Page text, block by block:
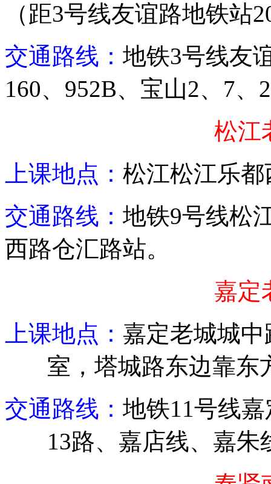
（距3号线友谊路地铁站
交通路线： 地铁3号线友
160、 952B、宝山2、 7、
松江
上课地点： 松江松江乐都
交通路线： 地铁9号线松
西路仓汇路站。
嘉定
上课地点： 嘉定老城城中
室，塔城路东边靠东
交通路线： 地铁11号线
13路、嘉店线、嘉朱